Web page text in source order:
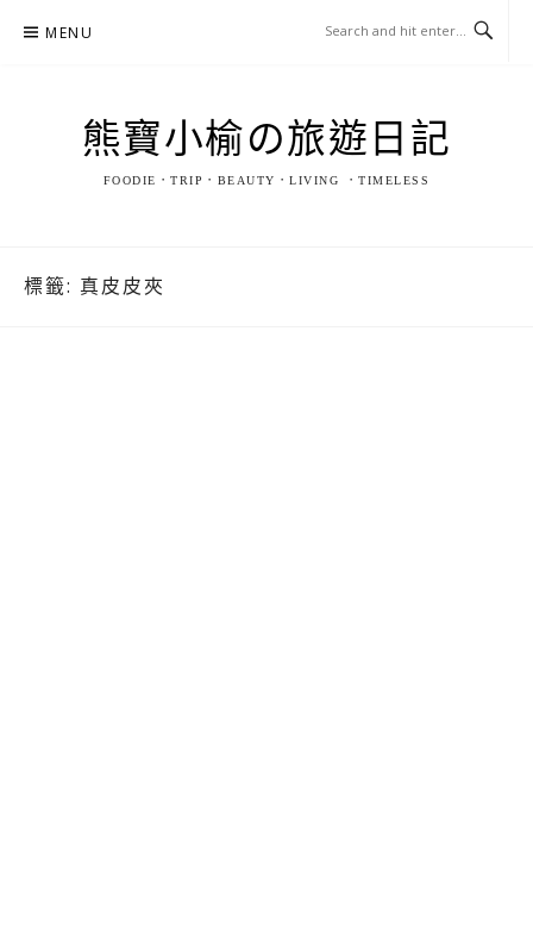
MENU
熊寶小榆の旅遊日記
FOODIE．TRIP．BEAUTY．LIVING ．TIMELESS
標籤: 真皮皮夾